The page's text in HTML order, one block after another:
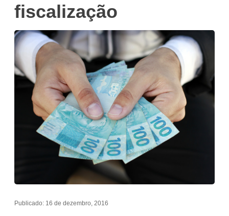
fiscalização
Publicado: 16 de dezembro, 2016